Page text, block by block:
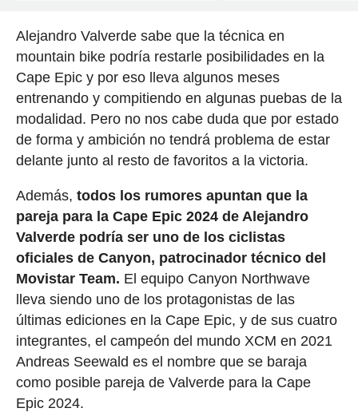
Alejandro Valverde sabe que la técnica en
mountain bike podría restarle posibilidades en la
Cape Epic y por eso lleva algunos meses
entrenando y compitiendo en algunas puebas de la
modalidad. Pero no nos cabe duda que por estado
de forma y ambición no tendrá problema de estar
delante junto al resto de favoritos a la victoria.
Además, todos los rumores apuntan que la
pareja para la Cape Epic 2024 de Alejandro
Valverde podría ser uno de los ciclistas
oficiales de Canyon, patrocinador técnico del
Movistar Team. El equipo Canyon Northwave
lleva siendo uno de los protagonistas de las
últimas ediciones en la Cape Epic, y de sus cuatro
integrantes, el campeón del mundo XCM en 2021
Andreas Seewald es el nombre que se baraja
como posible pareja de Valverde para la Cape
Epic 2024.